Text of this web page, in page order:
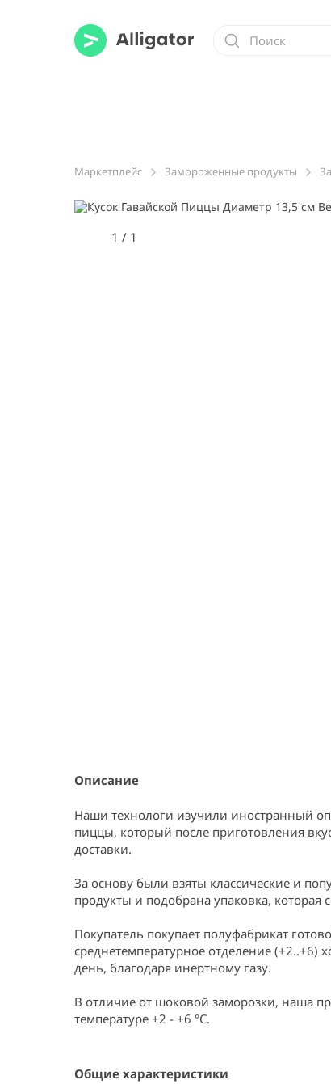
Маркетплейс Замороженные продукты
1 / 1
1
Описание
Наши технологи изучили иностранный
пиццы, который после приготовления
доставки.
За основу были взяты классические и
продукты и подобрана упаковка, которая
Покупатель покупает полуфабрикат
среднетемпературное отделение (+2..+6)
день, благодаря инертному газу.
В отличие от шоковой заморозки, наша
температуре +2 - +6 °C.
Общие характеристики